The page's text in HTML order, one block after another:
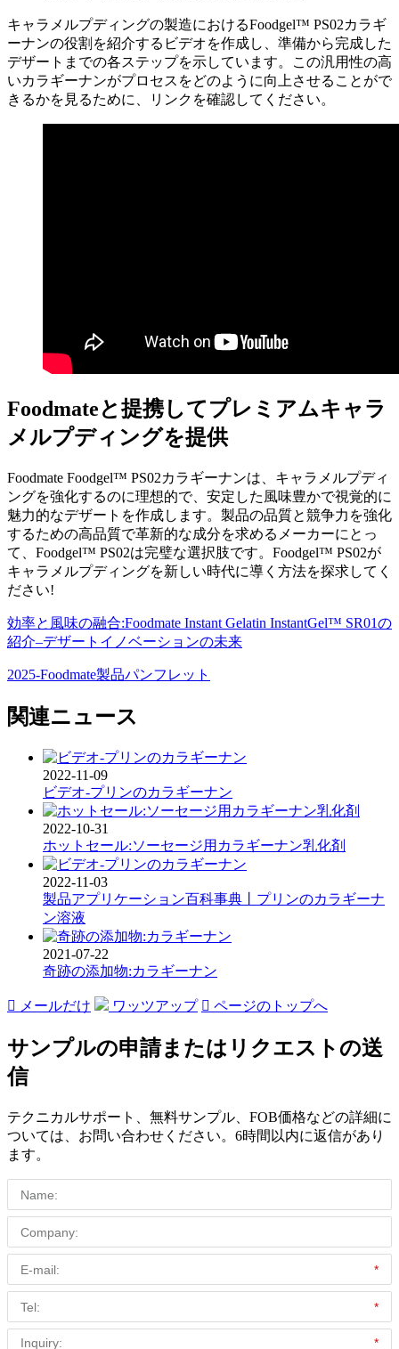
キャラメルプディングの製造におけるFoodgel™ PS02カラギ
ーナンの役割を紹介するビデオを作成し、準備から完成した
デザートまでの各ステップを示しています。この汎用性の高
いカラギーナンがプロセスをどのように向上させることがで
きるかを見るために、リンクを確認してください。
Foodmateと提携してプレミアムキャラ
メルプディングを提供
Foodmate Foodgel™ PS02カラギーナンは、キャラメルプディ
ングを強化するのに理想的で、安定した風味豊かで視覚的に
魅力的なデザートを作成します。製品の品質と競争力を強化
するための高品質で革新的な成分を求めるメーカーにとっ
て、Foodgel™ PS02は完璧な選択肢です。Foodgel™ PS02が
キャラメルプディングを新しい時代に導く方法を探求してく
ださい!
効率と風味の融合:Foodmate Instant Gelatin InstantGel™ SR01の
紹介–デザートイノベーションの未来
2025-Foodmate製品パンフレット
関連ニュース
2022-11-09
ビデオ-プリンのカラギーナン
2022-10-31
ホットセール:ソーセージ用カラギーナン乳化剤
2022-11-03
製品アプリケーション百科事典丨プリンのカラギーナ
ン溶液
2021-07-22
奇跡の添加物:カラギーナン
 メールだけ ワッツアップ  ページのトップへ
サンプルの申請またはリクエストの送
信
テクニカルサポート、無料サンプル、FOB価格などの詳細に
ついては、お問い合わせください。6時間以内に返信があり
ます。